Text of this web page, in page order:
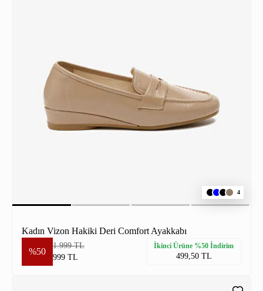
4
Kadın Vizon Hakiki Deri Comfort Ayakkabı
%50
1.999 TL
999 TL
İkinci Ürüne %50 İndirim
499,50 TL